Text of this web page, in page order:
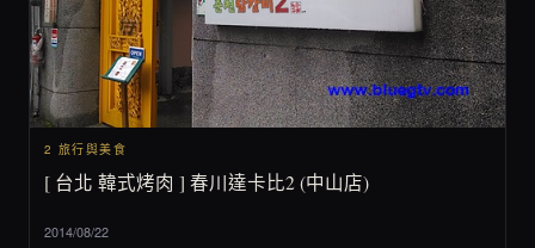
2 旅行與美食
[ 台北 韓式烤肉 ] 春川達卡比2 (中山店)
2014/08/22